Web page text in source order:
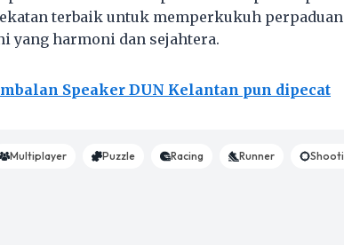
terbaik untuk memperkukuh perpaduan
yang harmoni dan sejahtera.
Speaker DUN Kelantan pun dipecat